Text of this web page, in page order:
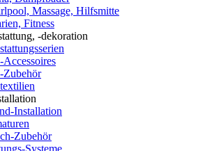
Massage, Hilfsmitte
Fitness
-dekoration
Accessoires
Zubehör
Installation
Zubehör
Systeme